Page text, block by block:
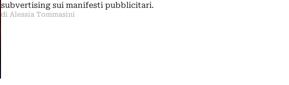
subvertising sui manifesti pubblicitari.
di Alessia Tommasini